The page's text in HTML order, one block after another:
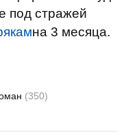
под стражей
на 3 месяца.
(350)